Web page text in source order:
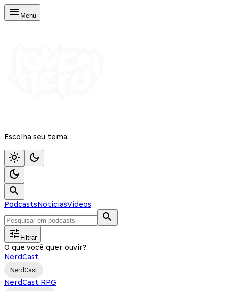
Menu
Escolha seu tema:
PodcastsNotíciasVídeos
Filtrar
O que você quer ouvir?
NerdCast
NerdCast
NerdCast RPG